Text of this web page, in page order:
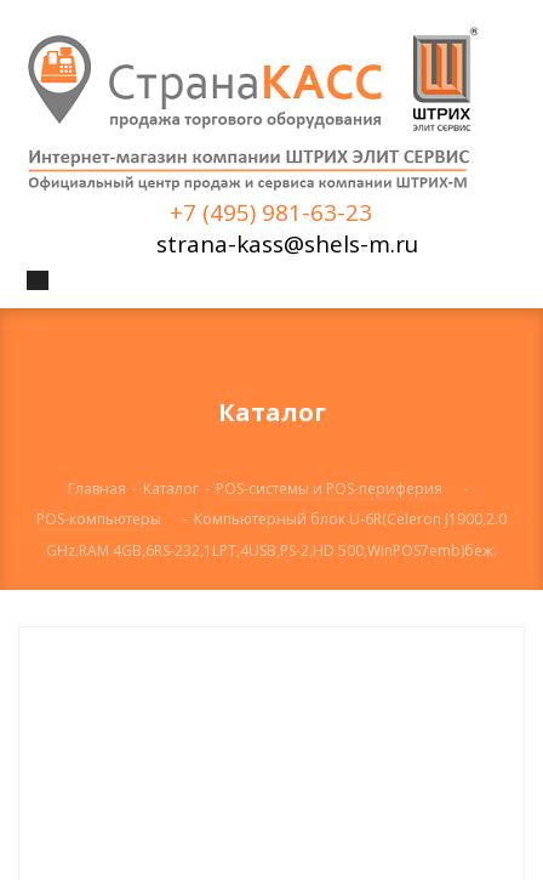
+7 (495) 981-63-23
strana-kass@shels-m.ru
Каталог
Главная - Каталог - POS-системы и POS-периферия
-
POS-компьютеры
- Компьютерный блок U-6R(Celeron J1900,2.0
GHz,RAM 4GB,6RS-232,1LPT,4USB,PS-2,HD 500,WinPOS7emb)беж.